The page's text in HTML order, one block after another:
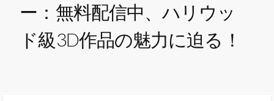
ー：無料配信中、ハリウッ
ド級3D作品の魅力に迫る！